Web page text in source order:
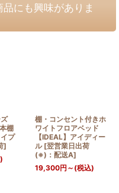
にも興味がありま
棚
プ
]
棚・コンセント付きホ
ワイトフロアベッド
【IDEAL】アイディー
ル [翌営業日出荷
(※)：配送A]
19,300円 ～ (税込)